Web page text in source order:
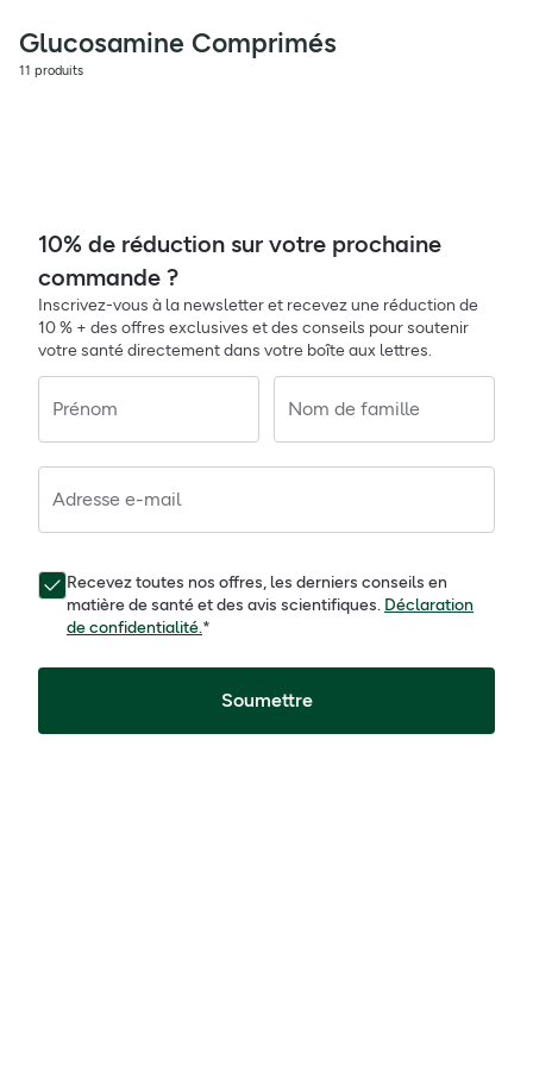
Glucosamine Comprimés
11 produits
10% de réduction sur votre prochaine
commande ?
Inscrivez-vous à la newsletter et recevez une réduction de
10 % + des offres exclusives et des conseils pour soutenir
votre santé directement dans votre boîte aux lettres.
Prénom Nom de famille
Adresse e-mail
Recevez toutes nos offres, les derniers conseils en
matière de santé et des avis scientifiques. Déclaration
de confidentialité.*
Soumettre